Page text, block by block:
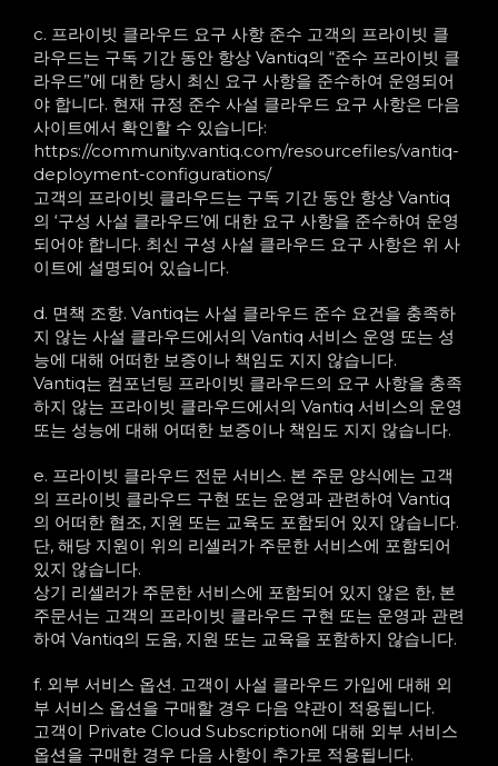
c. 프라이빗 클라우드 요구 사항 준수 고객의 프라이빗 클
라우드는 구독 기간 동안 항상 Vantiq의 “준수 프라이빗 클
라우드”에 대한 당시 최신 요구 사항을 준수하여 운영되어
야 합니다. 현재 규정 준수 사설 클라우드 요구 사항은 다음
사이트에서 확인할 수 있습니다:
https://community.vantiq.com/resourcefiles/vantiq-
deployment-configurations/
고객의 프라이빗 클라우드는 구독 기간 동안 항상 Vantiq
의 ‘구성 사설 클라우드’에 대한 요구 사항을 준수하여 운영
되어야 합니다. 최신 구성 사설 클라우드 요구 사항은 위 사
이트에 설명되어 있습니다.
d. 면책 조항. Vantiq는 사설 클라우드 준수 요건을 충족하
지 않는 사설 클라우드에서의 Vantiq 서비스 운영 또는 성
능에 대해 어떠한 보증이나 책임도 지지 않습니다.
Vantiq는 컴포넌팅 프라이빗 클라우드의 요구 사항을 충족
하지 않는 프라이빗 클라우드에서의 Vantiq 서비스의 운영
또는 성능에 대해 어떠한 보증이나 책임도 지지 않습니다.
e. 프라이빗 클라우드 전문 서비스. 본 주문 양식에는 고객
의 프라이빗 클라우드 구현 또는 운영과 관련하여 Vantiq
의 어떠한 협조, 지원 또는 교육도 포함되어 있지 않습니다.
단, 해당 지원이 위의 리셀러가 주문한 서비스에 포함되어
있지 않습니다.
상기 리셀러가 주문한 서비스에 포함되어 있지 않은 한, 본
주문서는 고객의 프라이빗 클라우드 구현 또는 운영과 관련
하여 Vantiq의 도움, 지원 또는 교육을 포함하지 않습니다.
f. 외부 서비스 옵션. 고객이 사설 클라우드 가입에 대해 외
부 서비스 옵션을 구매할 경우 다음 약관이 적용됩니다.
고객이 Private Cloud Subscription에 대해 외부 서비스
옵션을 구매한 경우 다음 사항이 추가로 적용됩니다.